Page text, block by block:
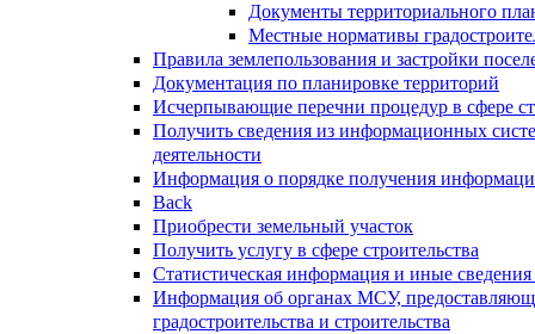
Документы территориального
Местные нормативы
Правила землепользования и застройки
Документация по планировке территорий
Исчерпывающие перечни процедур в сфере
Получить сведения из информационных
деятельности
Информация о порядке получения
Back
Приобрести земельный участок
Получить услугу в сфере строительства
Статистическая информация и иные сведения
Информация об органах МСУ,
градостроительства и строительства